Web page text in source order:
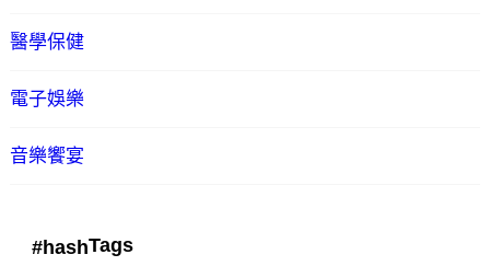
醫學保健
電子娛樂
音樂饗宴
#hashTags